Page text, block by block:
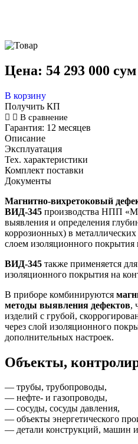
Цена: 54 293 000 сум
В корзину
Получить КП
В сравнение
Гарантия: 12 месяцев
Описание
Эксплуатация
Тех. характеристики
Комплект поставки
Документы
Магнитно-вихретоковый
ВИД-345 производства НПП
выявления и определения
коррозионных) в
слоем изоляционного покрытия
ВИД-345 также применяется
изоляционного покрытия на
В приборе комбинируются
методы выявления дефектов,
изделий с грубой,
через слой изоляционного
дополнительных настроек.
Объекты,
— трубы, трубопроводы,
— нефте- и газопроводы,
— сосуды, сосуды давления,
— объекты энергетического
— детали конструкций, машин